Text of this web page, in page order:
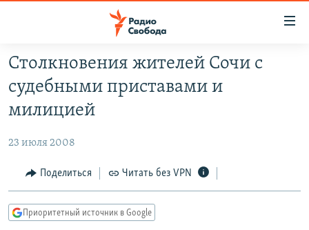
упрощенного
доступа
основному
Вернутся
главной
навигации
ПРОГРАММЫ
ПОДКАСТЫ
ЦИТАТЫ СВОБОДЫ
МНЕНИЯ
IDEL.РЕАЛИИ
Столкновения жителей Сочи с
судебными приставами и
милицией
23 июля 2008
Поделиться Читать без VPN
Приоритетный источник в Google